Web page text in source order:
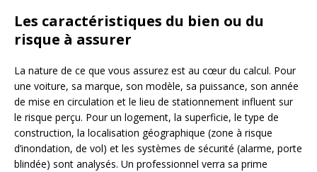
Les caractéristiques du bien ou du
risque à assurer
La nature de ce que vous assurez est au cœur du calcul. Pour
une voiture, sa marque, son modèle, sa puissance, son année
de mise en circulation et le lieu de stationnement influent sur
le risque perçu. Pour un logement, la superficie, le type de
construction, la localisation géographique (zone à risque
d’inondation, de vol) et les systèmes de sécurité (alarme, porte
blindée) sont analysés. Un professionnel verra sa prime